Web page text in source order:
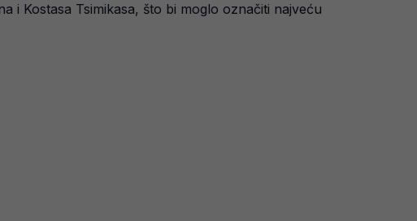
i Kostasa Tsimikasa, što bi moglo označiti najveću